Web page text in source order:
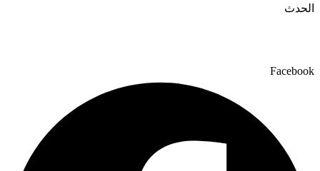
الحدث
Facebook